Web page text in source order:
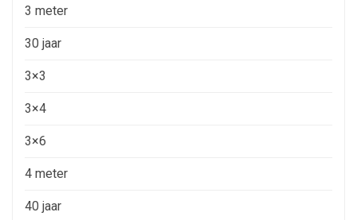
3 meter
30 jaar
3×3
3×4
3×6
4 meter
40 jaar